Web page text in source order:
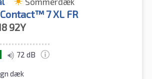
7 XL FR
92Y
72 dB
dæk